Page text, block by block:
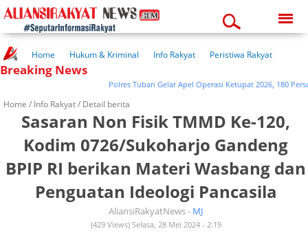
03:18:12 am
Home Hukum & Kriminal Info Rakyat
Peristiwa Rakyat
Kuliner Rakyat
Wisata Rakyat
Kesehatan
Breaking News
Polres Tuban Gelar Apel Operasi Ketupat 2026, 180
Home / Info Rakyat/ Detail berita
Sasaran Non Fisik TMMD Ke-120,
Kodim 0726/Sukoharjo Gandeng
BPIP RI berikan Materi Wasbang dan
Penguatan Ideologi Pancasila
AliansiRakyatNews - MJ
(429 Views) Selasa, 28 Mei 2024 - 2:19